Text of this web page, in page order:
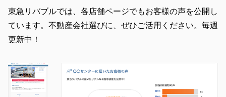
閉じる
東急リバブルでは、各店舗ページでもお客様の声を公開し
ています。不動産会社選びに、ぜひご活用ください。毎週
更新中！